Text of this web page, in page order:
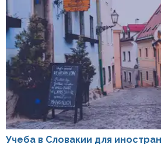
Учеба в Словакии для